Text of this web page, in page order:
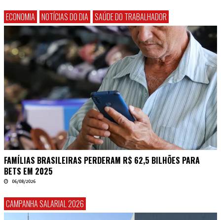
ECONOMIA NOTÍCIAS DO DIA SAÚDE DO TRABALHADOR
FAMÍLIAS BRASILEIRAS PERDERAM R$ 62,5 BILHÕES PARA
BETS EM 2025
06/08/2026
CAMPANHA SALARIAL 2026